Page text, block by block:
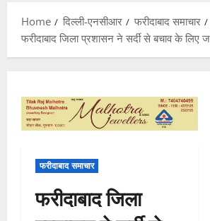
Home दिल्ली-एनसीआर
फरीदाबाद समाचार
फरीदाबाद जिला प्रशासन ने सर्दी से बचाव के लिए
फरीदाबाद समाचार
फरीदाबाद जिला